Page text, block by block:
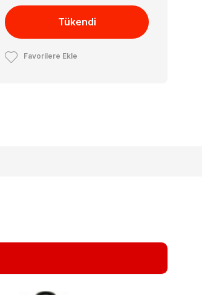
Tükendi
Favorilere Ekle